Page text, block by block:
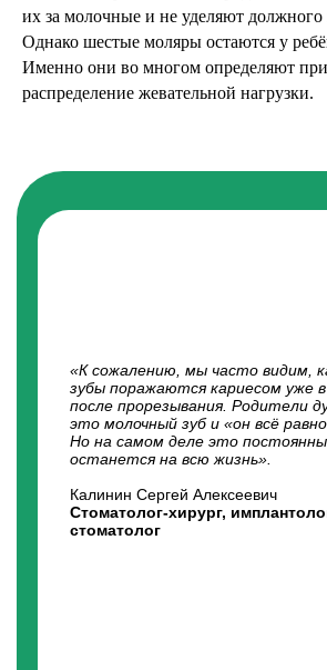
их за молочные и не уделяют должного
Однако шестые моляры остаются у
Именно они во многом определяют
распределение жевательной нагрузки.
«Методика Icon позволяет нам остановить
кариес на раннем этапе и сохранить зуб целым
без пломбы и бормашины. Родители и дети её
очень любят, ведь процедура проходит
абсолютно безболезненно».
стоматолог